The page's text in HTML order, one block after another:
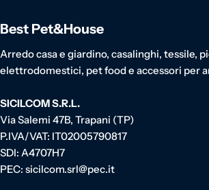
Best Pet&House
Arredo casa e giardino, casalinghi, tessile,
elettrodomestici, pet food e accessori per
SICILCOM S.R.L.
Via Salemi 47B, Trapani (TP)
P.IVA/VAT: IT02005790817
SDI: A4707H7
PEC: sicilcom.srl@pec.it